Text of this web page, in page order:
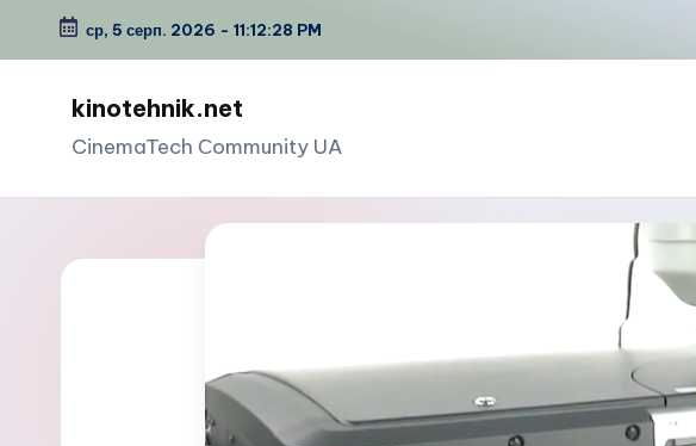
Перейти
ср, 5 серп. 2026 - 11:12:29 PM
kinotehnik.net
CinemaTech Сommunity UA